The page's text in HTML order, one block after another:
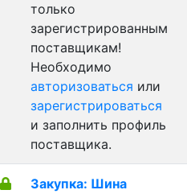
только
зарегистрированным
поставщикам!
Необходимо
авторизоваться или
зарегистрироваться
и заполнить профиль
поставщика.
Закупка: Шина